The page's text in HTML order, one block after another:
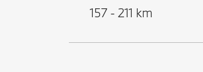
157 - 211 km